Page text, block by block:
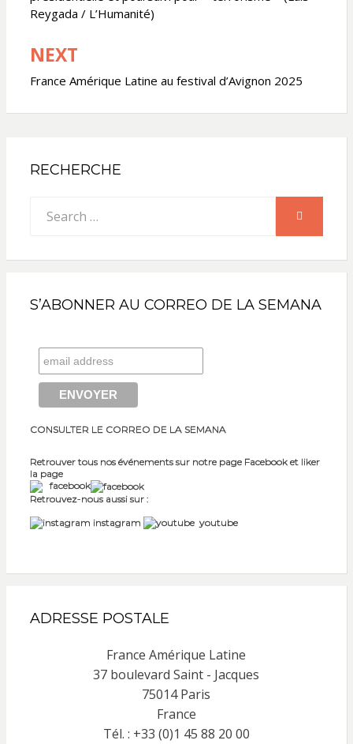
Reygada / L’Humanité)
NEXT
France Amérique Latine au festival d’Avignon 2025
RECHERCHE
for:
SEARCH
S’ABONNER AU CORREO DE LA SEMANA
CONSULTER LE CORREO DE LA SEMANA
Retrouver tous nos événements sur notre page Facebook et liker
la page
facebook
Retrouvez-nous aussi sur :
instagram
youtube
ADRESSE POSTALE
France Amérique Latine
37 boulevard Saint - Jacques
75014 Paris
France
Tél. : +33 (0)1 45 88 20 00